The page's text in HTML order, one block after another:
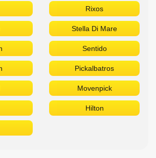
Rixos
Stella Di Mare
Sentido
Pickalbatros
Movenpick
Hilton